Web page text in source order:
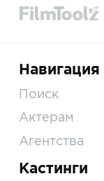
Навигация
Поиск
Актерам
Агентства
Кастинги